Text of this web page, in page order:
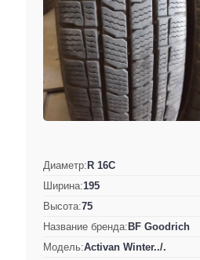
Диаметр:R 16C
Ширина:195
Высота:75
Название бренда:BF Goodrich
Модель:Activan Winter../.